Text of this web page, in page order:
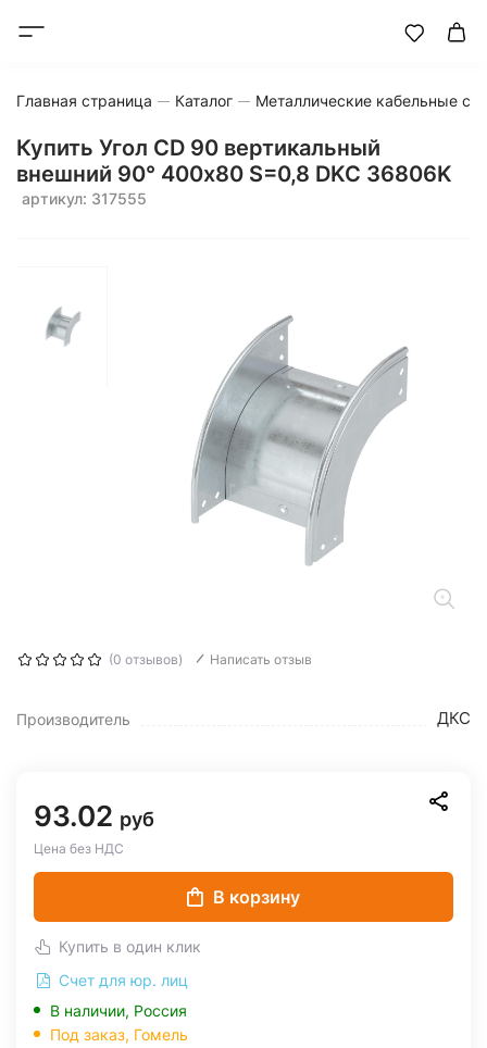
Главная страница Каталог Металлические кабельные
Купить Угол CD 90 вертикальный
внешний 90° 400x80 S=0,8 DKC 36806K
артикул: 317555
(0 отзывов) Написать отзыв
Производитель ДКС
93.02 руб
Цена без НДС
В корзину
Купить в один клик
Счет для юр. лиц
В наличии, Россия
Под заказ, Гомель